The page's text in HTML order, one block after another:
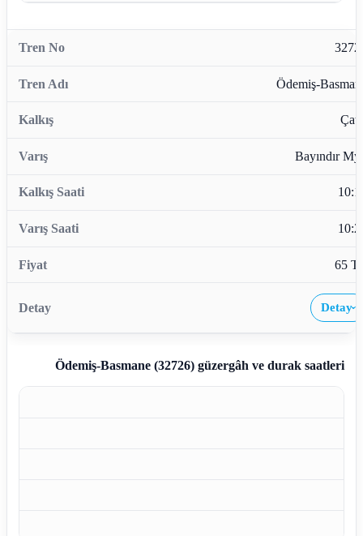
Ödemiş-
Bayındır
65
Detay›
Ödemiş-Basmane (32726)güzergâh ve durak saatleri